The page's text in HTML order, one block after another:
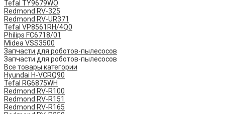
Tefal TY9679WO
Redmond RV-325
Redmond RV-UR371
Tefal VP8561RH/4Q0
Philips FC6718/01
Midea VSS3500
Запчасти для роботов-пылесосов
Запчасти для роботов-пылесосов
Все товары категории
Hyundai H-VCRQ90
Tefal RG6875WH
Redmond RV-R100
Redmond RV-R151
Redmond RV-R165